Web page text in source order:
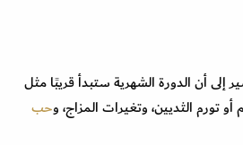
إلى أن الدورة الشهرية ستبدأ قريبًا مثل
أو تورم الثديين، وتغيرات المزاج، وحب